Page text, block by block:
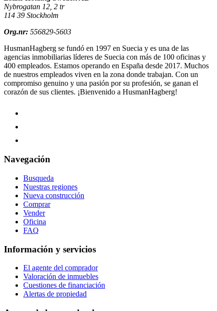
Nybrogatan 12, 2 tr
114 39 Stockholm
Org.nr: 556829-5603
HusmanHagberg se fundó en 1997 en Suecia y es una de las
agencias inmobiliarias líderes de Suecia con más de 100 oficinas y
400 empleados. Estamos operando en España desde 2017. Muchos
de nuestros empleados viven en la zona donde trabajan. Con un
compromiso genuino y una pasión por su profesión, se ganan el
corazón de sus clientes. ¡Bienvenido a HusmanHagberg!
Navegación
Busqueda
Nuestras regiones
Nueva construcción
Comprar
Vender
Oficina
FAQ
Información y servicios
El agente del comprador
Valoración de inmuebles
Cuestiones de financiación
Alertas de propiedad